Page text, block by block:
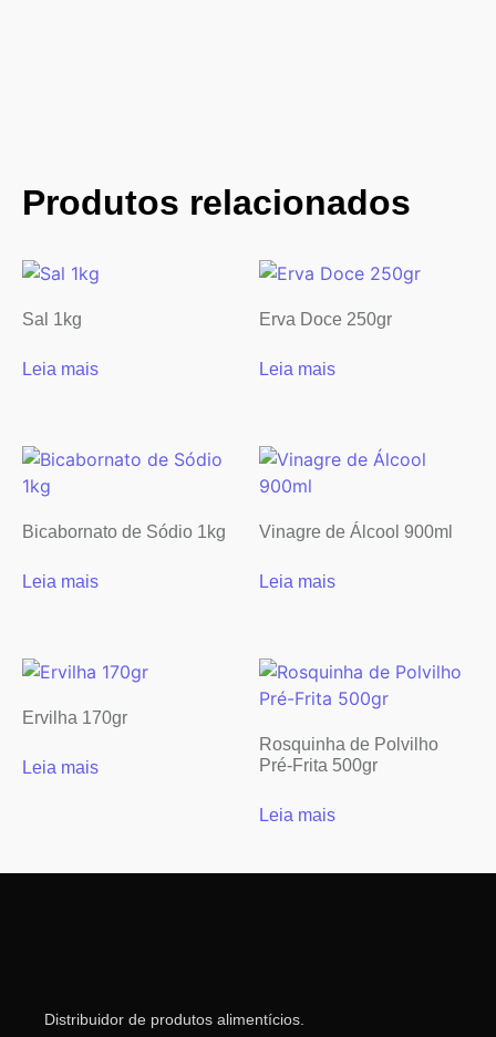
Produtos relacionados
Sal 1kg
Leia mais
Erva Doce 250gr
Leia mais
Bicabornato de Sódio 1kg
Leia mais
Vinagre de Álcool 900ml
Leia mais
Ervilha 170gr
Leia mais
Rosquinha de Polvilho
Pré-Frita 500gr
Leia mais
Distribuidor de produtos alimentícios.